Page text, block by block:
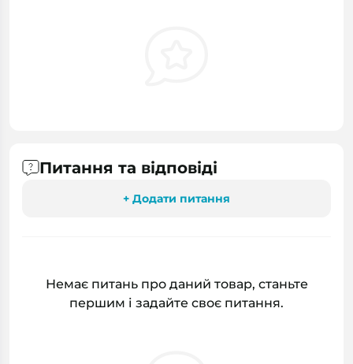
Питання та відповіді
+ Додати питання
Немає питань про даний товар, станьте
першим і задайте своє питання.